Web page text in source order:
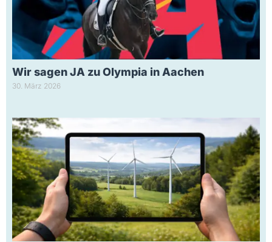
Wir sagen JA zu Olympia in Aachen
30. März 2026